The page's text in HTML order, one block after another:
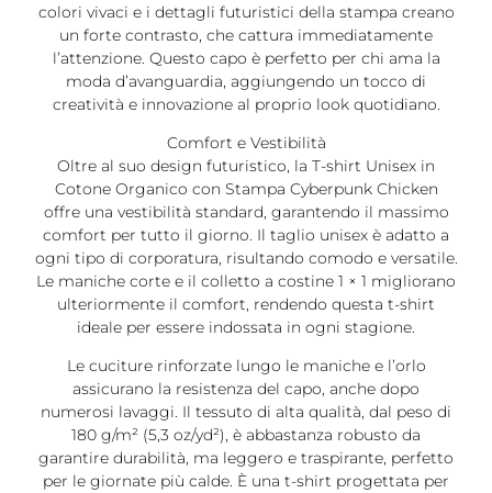
colori vivaci e i dettagli futuristici della stampa creano
un forte contrasto, che cattura immediatamente
l’attenzione. Questo capo è perfetto per chi ama la
moda d’avanguardia, aggiungendo un tocco di
creatività e innovazione al proprio look quotidiano.
Comfort e Vestibilità
Oltre al suo design futuristico, la T-shirt Unisex in
Cotone Organico con Stampa Cyberpunk Chicken
offre una vestibilità standard, garantendo il massimo
comfort per tutto il giorno. Il taglio unisex è adatto a
ogni tipo di corporatura, risultando comodo e versatile.
Le maniche corte e il colletto a costine 1 × 1 migliorano
ulteriormente il comfort, rendendo questa t-shirt
ideale per essere indossata in ogni stagione.
Le cuciture rinforzate lungo le maniche e l’orlo
assicurano la resistenza del capo, anche dopo
numerosi lavaggi. Il tessuto di alta qualità, dal peso di
180 g/m² (5,3 oz/yd²), è abbastanza robusto da
garantire durabilità, ma leggero e traspirante, perfetto
per le giornate più calde. È una t-shirt progettata per